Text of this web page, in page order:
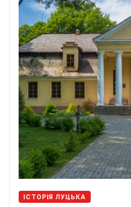
ІСТОРІЯ ЛУЦЬКА